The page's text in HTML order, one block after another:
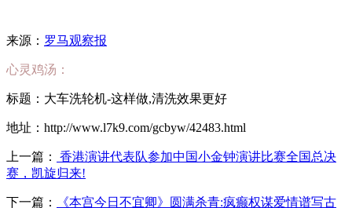
来源： 罗马观察报
心灵鸡汤：
标题：大车洗轮机-这样做,清洗效果更好
地址：http://www.l7k9.com/gcbyw/42483.html
上一篇：
香港演讲代表队参加中国小金钟演讲比赛全国总决
赛，凯旋归来!
下一篇：
《本宫今日不宜卿》圆满杀青:疯癫权谋爱情谱写古